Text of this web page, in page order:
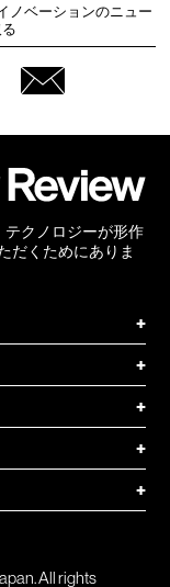
ノベーションのニュー
テクノロジーが形作
だくためにありま
+
+
+
+
+
All rights